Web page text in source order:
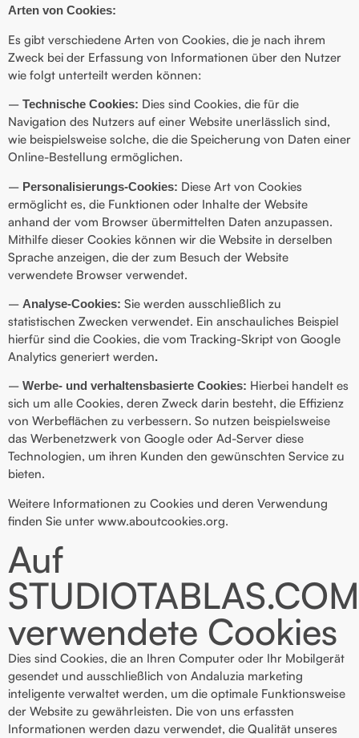
Arten von Cookies:
Es gibt verschiedene Arten von Cookies, die je nach ihrem
Zweck bei der Erfassung von Informationen über den Nutzer
wie folgt unterteilt werden können:
– Technische Cookies: Dies sind Cookies, die für die
Navigation des Nutzers auf einer Website unerlässlich sind,
wie beispielsweise solche, die die Speicherung von Daten einer
Online-Bestellung ermöglichen.
– Personalisierungs-Cookies: Diese Art von Cookies
ermöglicht es, die Funktionen oder Inhalte der Website
anhand der vom Browser übermittelten Daten anzupassen.
Mithilfe dieser Cookies können wir die Website in derselben
Sprache anzeigen, die der zum Besuch der Website
verwendete Browser verwendet.
– Analyse-Cookies: Sie werden ausschließlich zu
statistischen Zwecken verwendet. Ein anschauliches Beispiel
hierfür sind die Cookies, die vom Tracking-Skript von Google
Analytics generiert werden.
– Werbe- und verhaltensbasierte Cookies: Hierbei handelt es
sich um alle Cookies, deren Zweck darin besteht, die Effizienz
von Werbeflächen zu verbessern. So nutzen beispielsweise
das Werbenetzwerk von Google oder Ad-Server diese
Technologien, um ihren Kunden den gewünschten Service zu
bieten.
Weitere Informationen zu Cookies und deren Verwendung
finden Sie unter www.aboutcookies.org.
Auf
STUDIOTABLAS.COM
verwendete Cookies
Dies sind Cookies, die an Ihren Computer oder Ihr Mobilgerät
gesendet und ausschließlich von Andaluzia marketing
inteligente verwaltet werden, um die optimale Funktionsweise
der Website zu gewährleisten. Die von uns erfassten
Informationen werden dazu verwendet, die Qualität unseres